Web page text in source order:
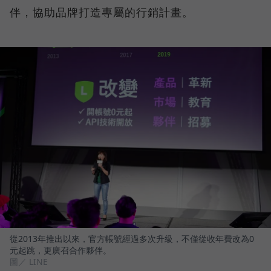
伴，協助品牌打造專屬的行銷計畫。
從2013年推出以來，官方帳號經過多次升級，不僅從收年費改為0
元起跳，更廣召合作夥伴。
圖／ LINE